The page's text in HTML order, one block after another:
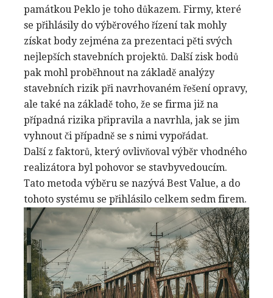
památkou Peklo je toho důkazem. Firmy, které
se přihlásily do výběrového řízení tak mohly
získat body zejména za prezentaci pěti svých
nejlepších stavebních projektů. Další zisk bodů
pak mohl proběhnout na základě analýzy
stavebních rizik při navrhovaném řešení opravy,
ale také na základě toho, že se firma již na
případná rizika připravila a navrhla, jak se jim
vyhnout či případně se s nimi vypořádat.
Další z faktorů, který ovlivňoval výběr vhodného
realizátora byl pohovor se stavbyvedoucím.
Tato metoda výběru se nazývá Best Value, a do
tohoto systému se přihlásilo celkem sedm firem.